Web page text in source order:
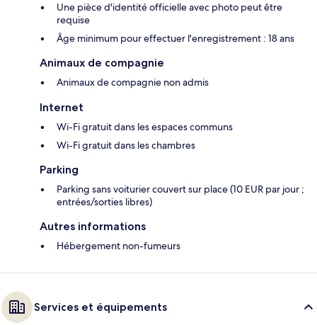
Une pièce d'identité officielle avec photo peut être
requise
Âge minimum pour effectuer l'enregistrement : 18 ans
Animaux de compagnie
Animaux de compagnie non admis
Internet
Wi-Fi gratuit dans les espaces communs
Wi-Fi gratuit dans les chambres
Parking
Parking sans voiturier couvert sur place (10 EUR par jour ;
entrées/sorties libres)
Autres informations
Hébergement non-fumeurs
Services et équipements